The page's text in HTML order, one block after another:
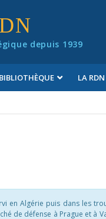
depuis 1939
BIBLIOTHÈQUE LA RDN
en Algérie puis dans les
de défense à Prague et